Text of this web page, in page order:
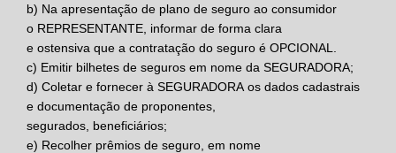
b) Na apresentação de plano de seguro ao consumidor
o REPRESENTANTE, informar de forma clara
e ostensiva que a contratação do seguro é OPCIONAL.
c) Emitir bilhetes de seguros em nome da SEGURADORA;
d) Coletar e fornecer à SEGURADORA os dados cadastrais
e documentação de proponentes,
segurados, beneficiários;
e) Recolher prêmios de seguro, em nome